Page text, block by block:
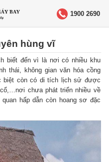
1900 2690
hùng vĩ
biết đến vì là nơi có nhiều khu
thái, không gian văn hóa cồng
biệt còn có di tích lịch sử được
chưa phát triển nhiều về
hấp dẫn còn hoang sơ đặc